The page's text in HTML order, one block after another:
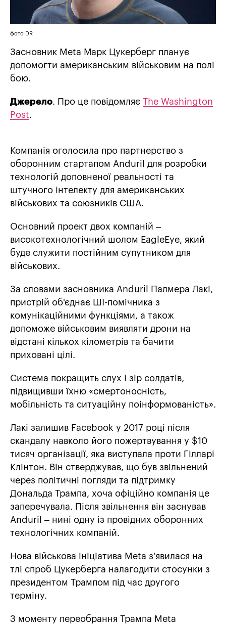
фото DR
Засновник Meta Марк Цукерберг планує
допомогти американським військовим на полі
бою.
Джерело. Про це повідомляє The Washington
Post.
Компанія оголосила про партнерство з
оборонним стартапом Anduril для розробки
технологій доповненої реальності та
штучного інтелекту для американських
військових та союзників США.
Основний проект двох компаній –
високотехнологічний шолом EagleEye, який
буде служити постійним супутником для
військових.
За словами засновника Anduril Палмера Лакі,
пристрій об'єднає ШІ-помічника з
комунікаційними функціями, а також
допоможе військовим виявляти дрони на
відстані кількох кілометрів та бачити
приховані цілі.
Система покращить слух і зір солдатів,
підвищивши їхню «смертоносність,
мобільність та ситуаційну поінформованість».
Лакі залишив Facebook у 2017 році після
скандалу навколо його пожертвування у $10
тисяч організації, яка виступала проти Гілларі
Клінтон. Він стверджував, що був звільнений
через політичні погляди та підтримку
Дональда Трампа, хоча офіційно компанія це
заперечувала. Після звільнення він заснував
Anduril – нині одну із провідних оборонних
технологічних компаній.
Нова військова ініціатива Meta з'явилася на
тлі спроб Цукерберга налагодити стосунки з
президентом Трампом під час другого
терміну.
З моменту переобрання Трампа Meta